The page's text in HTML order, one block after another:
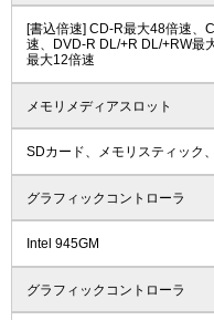
[書込倍速] CD-R最大48倍速、
速、DVD-R DL/+R DL/+RW最
最大12倍速
メモリメディアスロット
SDカード、メモリスティック
グラフィックコントローラ
Intel 945GM
グラフィックコントローラ